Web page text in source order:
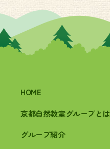
HOME
京都自然教室グループとは
グループ紹介